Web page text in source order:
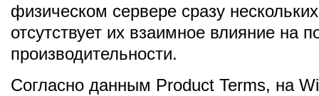
физическом сервере сразу
отсутствует их взаимное влияние на
производительности.
Согласно данным Product Terms, на